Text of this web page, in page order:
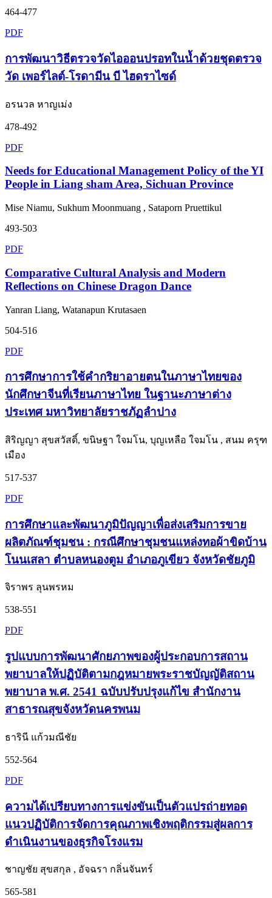
464-477
PDF
การพัฒนาวิธีตรวจวัดไอออนปรอทในน้ำด้วยชุดตรวจ
วัด เพอร์ไลต์-โรดามีน บี ไฮดราไซด์
อรนวล หาญเม่ง
478-492
PDF
Needs for Educational Management Policy of the YI
People in Liang sham Area, Sichuan Province
Mise Niamu, Sukhum Moonmuang , Sataporn Pruettikul
493-503
PDF
Comparative Cultural Analysis and Modern
Reflections on Chinese Dragon Dance
Yanran Liang, Watanapun Krutasaen
504-516
PDF
การศึกษาการใช้คำกริยาอายตนในภาษาไทยของ
นักศึกษาจีนที่เรียนภาษาไทย ในฐานะภาษาต่าง
ประเทศ มหาวิทยาลัยราชภัฏลำปาง
สิริญญา สุขสวัสดิ์, ขนิษฐา ใจมโน, บุญเหลือ ใจมโน , สนม ครุฑ
เมือง
517-537
PDF
การศึกษาและพัฒนาภูมิปัญญาเพื่อส่งเสริมการขาย
ผลิตภัณฑ์ชุมชน : กรณีศึกษาชุมชนแหล่งทอผ้าขิดบ้าน
โนนเสลา ตำบลหนองตูม อำเภอภูเขียว จังหวัดชัยภูมิ
จิราพร ลุนพรหม
538-551
PDF
รูปแบบการพัฒนาศักยภาพของผู้ประกอบการสถาน
พยาบาลให้ปฏิบัติตามกฎหมายพระราชบัญญัติสถาน
พยาบาล พ.ศ. 2541 ฉบับปรับปรุงแก้ไข สำนักงาน
สาธารณสุขจังหวัดนครพนม
ธารินี แก้วมณีชัย
552-564
PDF
ความได้เปรียบทางการแข่งขันเป็นตัวแปรถ่ายทอด
แนวปฏิบัติการจัดการคุณภาพเชิงพฤติกรรมสู่ผลการ
ดำเนินงานของธุรกิจโรงแรม
ชาญชัย สุขสกุล , อัจฉรา กลิ่นจันทร์
565-581